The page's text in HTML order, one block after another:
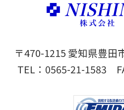
〒470-1215 愛知県豊田
TEL： 0565-21-1583